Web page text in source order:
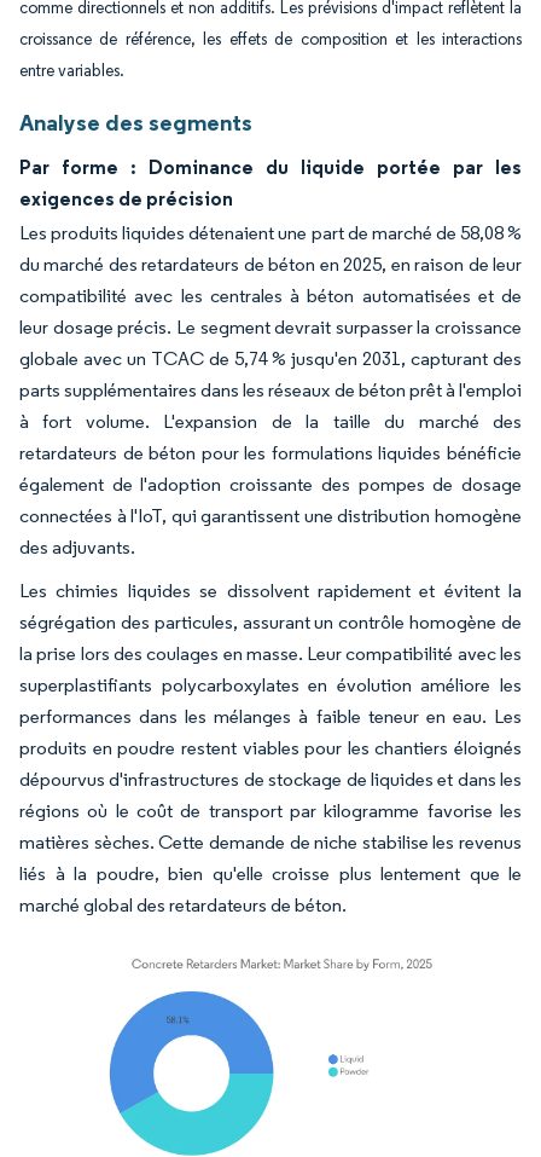
comme directionnels et non additifs. Les prévisions d'impact reflètent la
croissance de référence, les effets de composition et les interactions
entre variables.
Analyse des segments
Par forme : Dominance du liquide portée par les
exigences de précision
Les produits liquides détenaient une part de marché de 58,08 %
du marché des retardateurs de béton en 2025, en raison de leur
compatibilité avec les centrales à béton automatisées et de
leur dosage précis. Le segment devrait surpasser la croissance
globale avec un TCAC de 5,74 % jusqu'en 2031, capturant des
parts supplémentaires dans les réseaux de béton prêt à l'emploi
à fort volume. L'expansion de la taille du marché des
retardateurs de béton pour les formulations liquides bénéficie
également de l'adoption croissante des pompes de dosage
connectées à l'IoT, qui garantissent une distribution homogène
des adjuvants.
Les chimies liquides se dissolvent rapidement et évitent la
ségrégation des particules, assurant un contrôle homogène de
la prise lors des coulages en masse. Leur compatibilité avec les
superplastifiants polycarboxylates en évolution améliore les
performances dans les mélanges à faible teneur en eau. Les
produits en poudre restent viables pour les chantiers éloignés
dépourvus d'infrastructures de stockage de liquides et dans les
régions où le coût de transport par kilogramme favorise les
matières sèches. Cette demande de niche stabilise les revenus
liés à la poudre, bien qu'elle croisse plus lentement que le
marché global des retardateurs de béton.